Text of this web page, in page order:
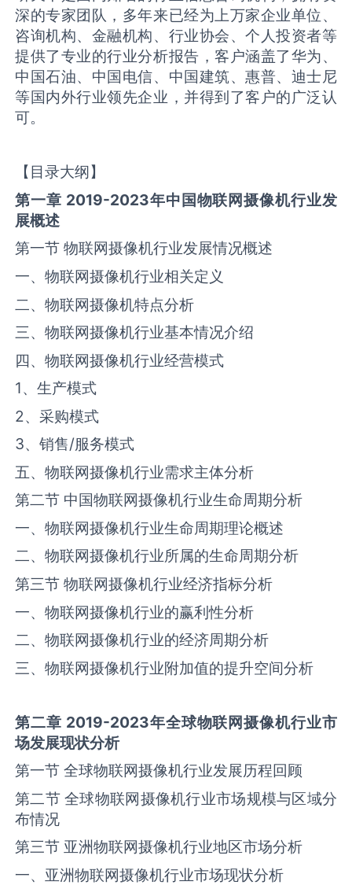
深的专家团队，多年来已经为上万家企业单位、
咨询机构、金融机构、行业协会、个人投资者等
提供了专业的行业分析报告，客户涵盖了华为、
中国石油、中国电信、中国建筑、惠普、迪士尼
等国内外行业领先企业，并得到了客户的广泛认
可。
【目录大纲】
第一章 2019-2023年中国物联网摄像机行业发
展概述
第一节 物联网摄像机行业发展情况概述
一、物联网摄像机行业相关定义
二、物联网摄像机特点分析
三、物联网摄像机行业基本情况介绍
四、物联网摄像机行业经营模式
1、生产模式
2、采购模式
3、销售/服务模式
五、物联网摄像机行业需求主体分析
第二节 中国物联网摄像机行业生命周期分析
一、物联网摄像机行业生命周期理论概述
二、物联网摄像机行业所属的生命周期分析
第三节 物联网摄像机行业经济指标分析
一、物联网摄像机行业的赢利性分析
二、物联网摄像机行业的经济周期分析
三、物联网摄像机行业附加值的提升空间分析
第二章 2019-2023年全球物联网摄像机行业市
场发展现状分析
第一节 全球物联网摄像机行业发展历程回顾
第二节 全球物联网摄像机行业市场规模与区域分
布情况
第三节 亚洲物联网摄像机行业地区市场分析
一、亚洲物联网摄像机行业市场现状分析